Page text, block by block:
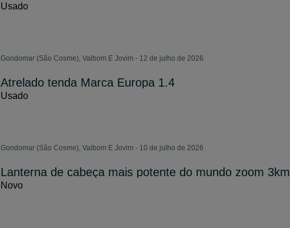
Usado
Gondomar (São Cosme), Valbom E Jovim - 12 de julho de 2026
Atrelado tenda Marca Europa 1.4
Usado
Gondomar (São Cosme), Valbom E Jovim - 10 de julho de 2026
Lanterna de cabeça mais potente do mundo zoom 3km
Novo